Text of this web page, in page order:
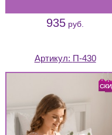
935 руб.
Артикул: П-430